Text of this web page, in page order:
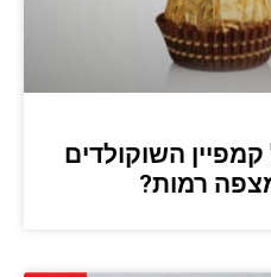
השוקולדים
רמות?